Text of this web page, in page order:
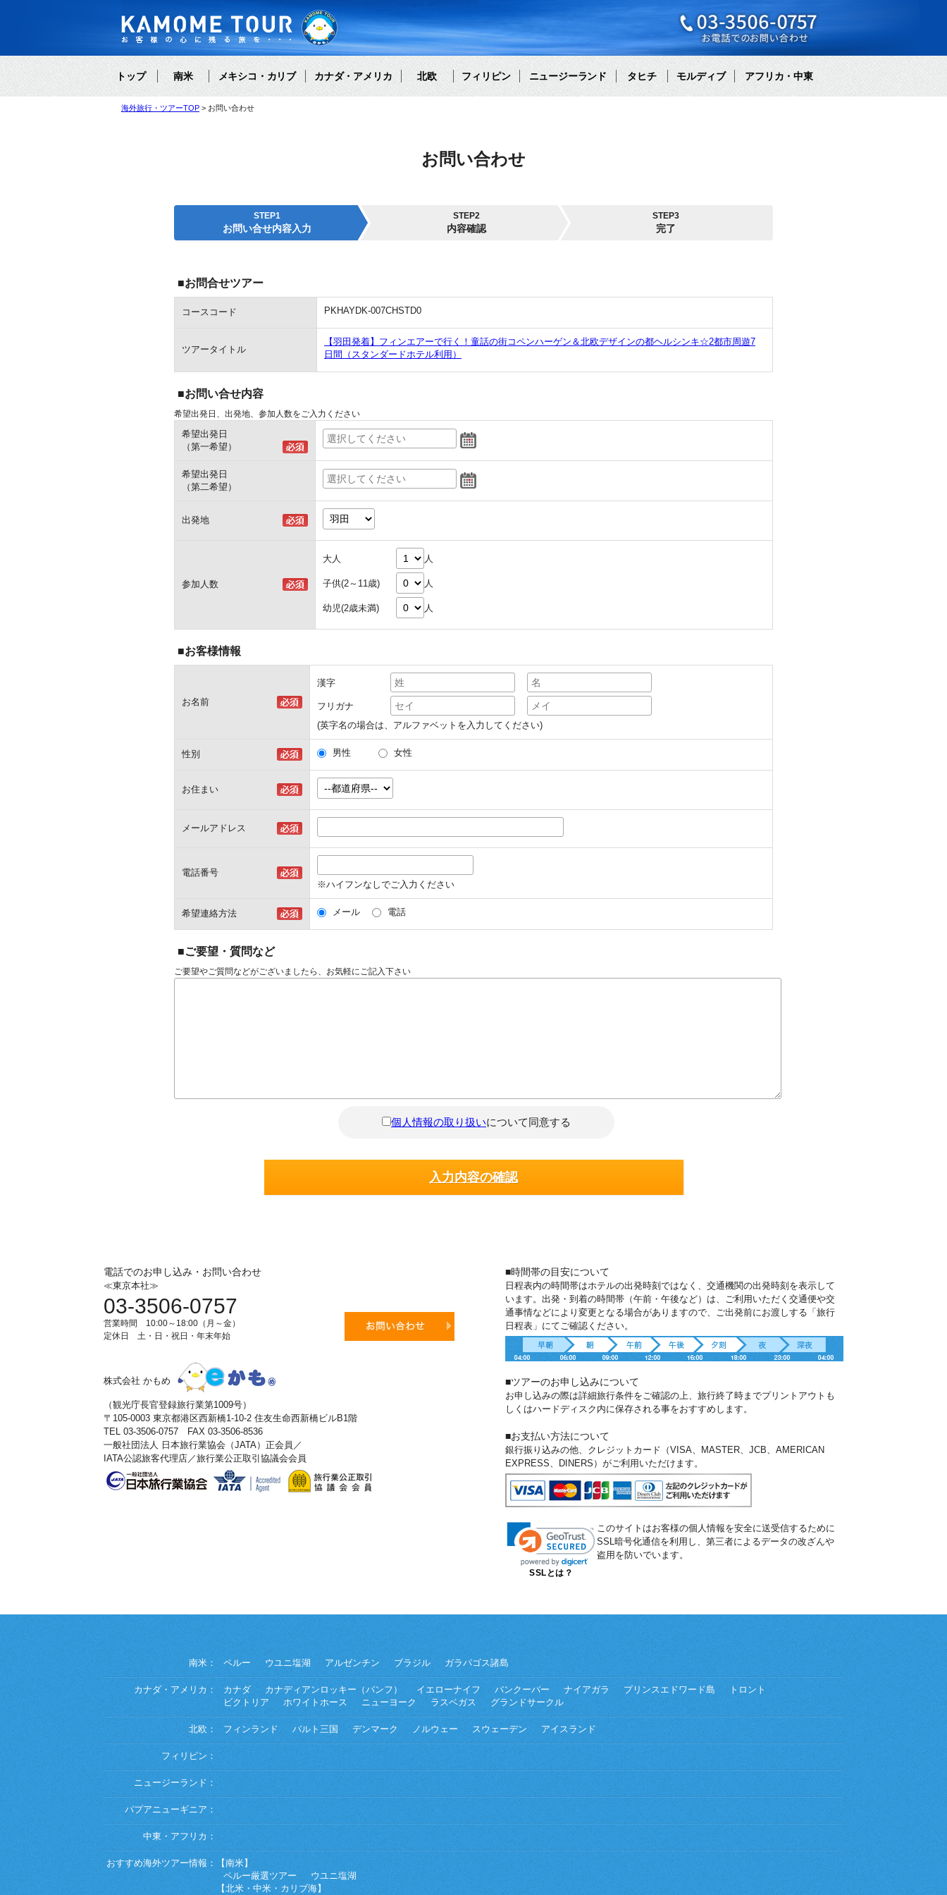
トップ 南米 メキシコ・カリブ カナダ・アメリカ 北欧 フィリピン ニュージーランド タヒチ モルディブ アフリカ・中東
海外旅行・ツアーTOP お問い合わせ
お問い合わせ
STEP1
お問い合せ内容入力
STEP2
内容確認
STEP3
完了
■お問合せツアー
コースコード PKHAYDK-007CHSTD0
ツアータイトル
【羽田発着】フィンエアーで行く！童話の街コペンハーゲン＆北欧デザインの都ヘルシンキ☆2都市周遊7
日間（スタンダードホテル利用）
■お問い合せ内容
希望出発日、出発地、参加人数をご入力ください
希望出発日
（第一希望）
希望出発日
（第二希望）
出発地
参加人数
大人 人
子供(2～11歳) 人
幼児(2歳未満) 人
■お客様情報
お名前
漢字
フリガナ
(英字名の場合は、アルファベットを入力してください)
性別 男性 女性
お住まい
メールアドレス
電話番号
※ハイフンなしでご入力ください
希望連絡方法 メール 電話
■ご要望・質問など
ご要望やご質問などがございましたら、お気軽にご記入下さい
個人情報の取り扱いについて同意する
電話でのお申し込み・お問い合わせ
≪東京本社≫
03-3506-0757
営業時間 10:00～18:00（月～金）
定休日 土・日・祝日・年末年始
株式会社 かもめ
（観光庁長官登録旅行業第1009号）
〒105-0003 東京都港区西新橋1-10-2 住友生命西新橋ビルB1階
TEL 03-3506-0757 FAX 03-3506-8536
一般社団法人 日本旅行業協会（JATA）正会員／
IATA公認旅客代理店／旅行業公正取引協議会会員
■時間帯の目安について
日程表内の時間帯はホテルの出発時刻ではなく、交通機関の出発時刻を表示して
います。出発・到着の時間帯（午前・午後など）は、ご利用いただく交通便や交
通事情などにより変更となる場合がありますので、ご出発前にお渡しする「旅行
日程表」にてご確認ください。
■ツアーのお申し込みについて
お申し込みの際は詳細旅行条件をご確認の上、旅行終了時までプリントアウトも
しくはハードディスク内に保存される事をおすすめします。
■お支払い方法について
銀行振り込みの他、クレジットカード（VISA、MASTER、JCB、AMERICAN
EXPRESS、DINERS）がご利用いただけます。
SSLとは？
このサイトはお客様の個人情報を安全に送受信するために
SSL暗号化通信を利用し、第三者によるデータの改ざんや
盗用を防いでいます。
南米： ペルー ウユニ塩湖 アルゼンチン ブラジル ガラパゴス諸島
カナダ・アメリカ： カナダ カナディアンロッキー（バンフ） イエローナイフ バンクーバー ナイアガラ プリンスエドワード島
トロント
ビクトリア
ホワイトホース ニューヨーク ラスベガス グランドサークル
北欧： フィンランド バルト三国 デンマーク ノルウェー スウェーデン アイスランド
フィリピン：
ニュージーランド：
パプアニューギニア：
中東・アフリカ：
おすすめ海外ツアー情報：
【南米】
ペルー厳選ツアー
ウユニ塩湖
【北米・中米・カリブ海】